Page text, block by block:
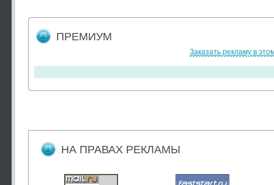
ПРЕМИУМ
Заказать рекламу в
НА ПРАВАХ РЕКЛАМЫ